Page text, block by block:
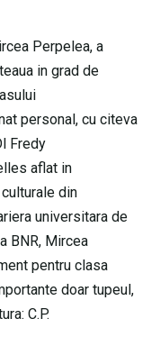
Perpelea, a
in grad de
personal, cu citeva
Fredy
aflat in
din
universitara de
BNR, Mircea
pentru clasa
doar tupeul,
C.P.